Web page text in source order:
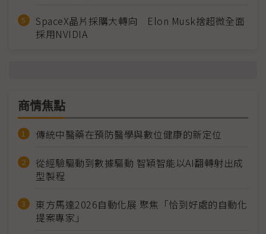
SpaceX晶片採購大轉向 Elon Musk捨超微全面
採用NVIDIA
商情焦點
傳統中醫藥在預防醫學與數位健康的新定位
從經驗驅動到數據驅動 智穎智能以AI翻轉射出成
型製程
東方馬達2026自動化展 聚焦「恰到好處的自動化
提案專家」